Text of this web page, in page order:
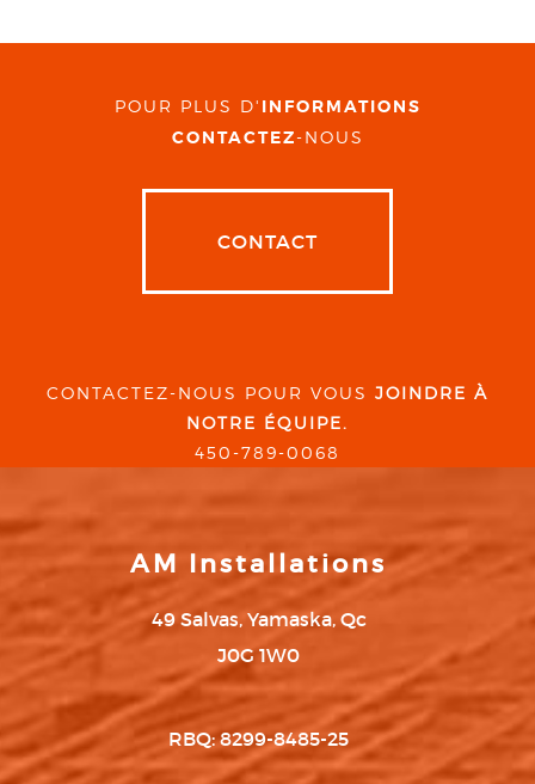
POUR PLUS D' INFORMATIONS
CONTACTEZ-NOUS
CONTACT
CONTACTEZ-NOUS POUR VOUS JOINDRE À
NOTRE ÉQUIPE.
450-789-0068
AM Installations
49 Salvas, Yamaska, Qc
J0G 1W0
RBQ: 8299-8485-25